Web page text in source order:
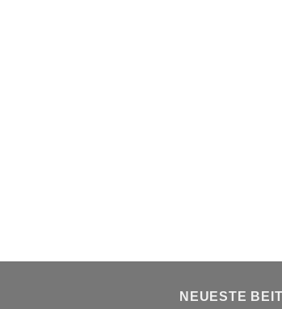
NEUESTE